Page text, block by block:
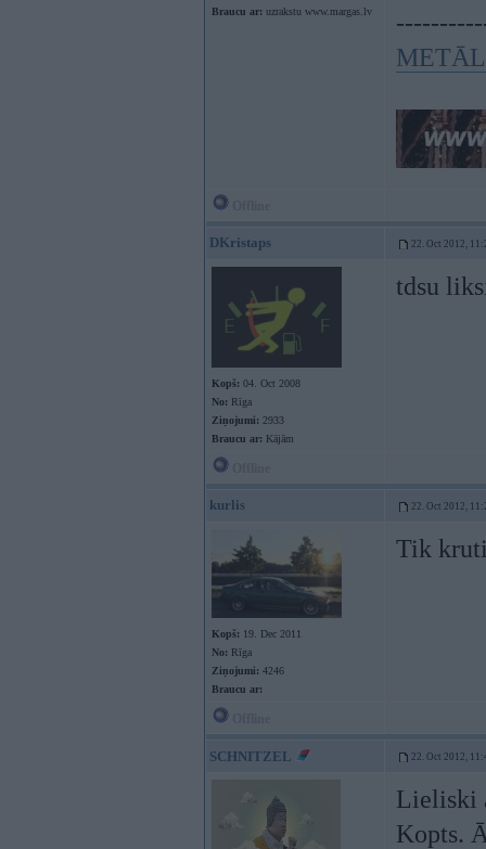
Braucu ar: uzrakstu www.margas.lv
DKristaps 22. Oct 2012,
Kopš: 04. Oct 2008
No: Rīga
Ziņojumi: 2933
Braucu ar: Kājām
tdsu
kurlis 22. Oct 2012,
Kopš: 19. Dec 2011
No: Rīga
Ziņojumi: 4246
Braucu ar:
Tik
SCHNITZEL 22. Oct 2012,
Lieliski
Kopts.